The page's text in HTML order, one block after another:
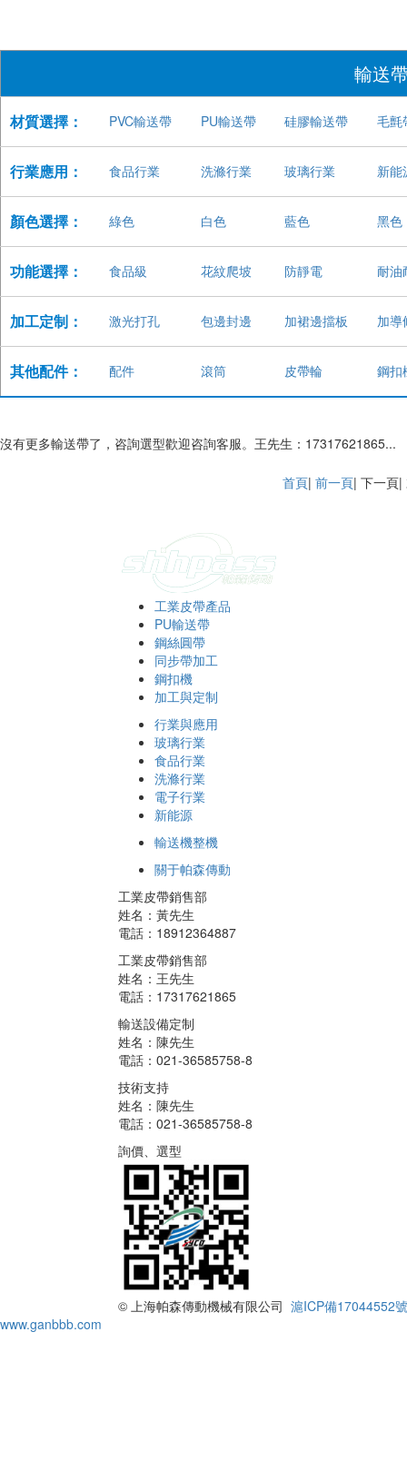
輸送
材質選擇： PVC輸送帶 PU輸送帶 硅膠輸送帶 毛氈
行業應用： 食品行業 洗滌行業 玻璃行業 新能
顏色選擇： 綠色 白色 藍色 黑色
功能選擇： 食品級 花紋爬坡 防靜電 耐油
加工定制： 激光打孔 包邊封邊 加裙邊擋板 加導
其他配件： 配件 滾筒 皮帶輪 鋼扣
沒有更多輸送帶了，咨詢選型歡迎咨詢客服。王先生：17317621865...
首頁| 前一頁| 下一
工業皮帶產品
PU輸送帶
鋼絲圓帶
同步帶加工
鋼扣機
加工與定制
行業與應用
玻璃行業
食品行業
洗滌行業
電子行業
新能源
輸送機整機
關于帕森傳動
工業皮帶銷售部
姓名：黃先生
電話：18912364887
工業皮帶銷售部
姓名：王先生
電話：17317621865
輸送設備定制
姓名：陳先生
電話：021-36585758-8
技術支持
姓名：陳先生
電話：021-36585758-8
詢價、選型
© 上海帕森傳動機械有限公司 滬ICP備17044552
www.ganbbb.com